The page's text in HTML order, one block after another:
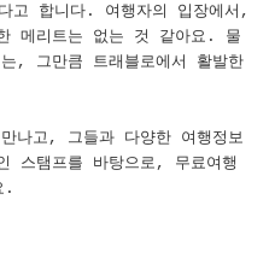
고 합니다. 여행자의 입장에서,
메리트는 없는 것 같아요. 물
, 그만큼 트래블로에서 활발한
나고, 그들과 다양한 여행정보
스탬프를 바탕으로, 무료여행
.